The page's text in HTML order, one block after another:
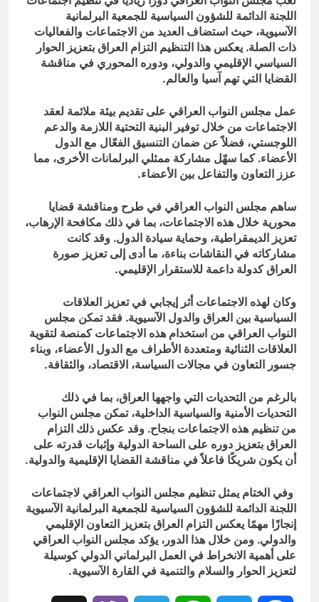
اللجنة الدائمة للشؤون السياسية للجمعية البرلمانية
الآسيوية، حيث استضاف العديد من الاجتماعات والفعاليات
ذات الصلة. يعكس هذا التنظيم التزام العراق بتعزيز الحوار
السياسي الإقليمي والدولي، ودوره المحوري في مناقشة
القضايا التي تهم آسيا والعالم.
عمل مجلس النواب العراقي على تقديم بيئة ملائمة لعقد
الاجتماعات من خلال توفير البنية التحتية اللازمة والدعم
اللوجستي، فضلاً عن ضمان التنسيق الفعّال مع الدول
الأعضاء. كما سهّل مشاركة ممثلي البرلمانات الأخرى، مما
عزز التعاون والتفاعل بين الأعضاء.
ساهم مجلس النواب العراقي في طرح ومناقشة قضايا
محورية خلال هذه الاجتماعات، بما في ذلك مكافحة الإرهاب،
تعزيز الديمقراطية، وحماية سيادة الدول. وقد كانت
مشاركاته في النقاشات بناءة، ما أدى إلى تعزيز صورة
العراق كدولة داعمة للاستقرار الإقليمي.
وكان لهذه الاجتماعات أثر إيجابي في تعزيز العلاقات
السياسية بين العراق والدول الآسيوية. فقد تمكن مجلس
النواب العراقي من استخدام هذه الاجتماعات كمنصة لتقوية
العلاقات الثنائية ومتعددة الأطراف مع الدول الأعضاء، وبناء
جسور التعاون في مجالات السياسة، الاقتصاد، والثقافة.
بالرغم من التحديات التي واجهها العراق، بما في ذلك
التحديات الأمنية والسياسية الداخلية، تمكن مجلس النواب
من تنظيم هذه الاجتماعات بنجاح. وقد عكس ذلك التزام
العراق بتعزيز دوره على الساحة الدولية وإثبات قدرته على
أن يكون شريكًا فاعلاً في مناقشة القضايا الإقليمية والدولية.
وفي الختام يمثل تنظيم مجلس النواب العراقي لاجتماعات
اللجنة الدائمة للشؤون السياسية للجمعية البرلمانية الآسيوية
إنجازًا مهمًا يعكس التزام العراق بتعزيز التعاون الإقليمي
والدولي. ومن خلال هذا الدور، يؤكد مجلس النواب العراقي
على أهمية الانخراط في العمل البرلماني الدولي كوسيلة
لتعزيز الحوار والسلام والتنمية في القارة الآسيوية.